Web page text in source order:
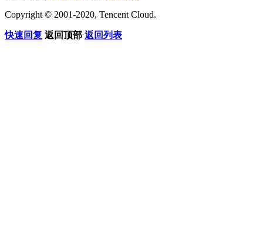
Copyright © 2001-2020, Tencent Cloud.
快速回复 返回顶部 返回列表